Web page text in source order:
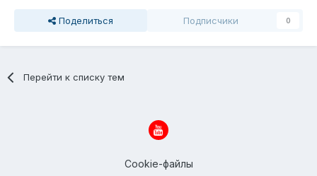
Поделиться Подписчики 0
Перейти к списку тем
Cookie-файлы